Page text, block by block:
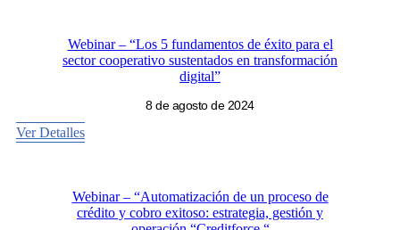
Webinar – “Los 5 fundamentos de éxito para el
sector cooperativo sustentados en transformación
digital”
8 de agosto de 2024
Ver Detalles
Webinar – “Automatización de un proceso de
crédito y cobro exitoso: estrategia, gestión y